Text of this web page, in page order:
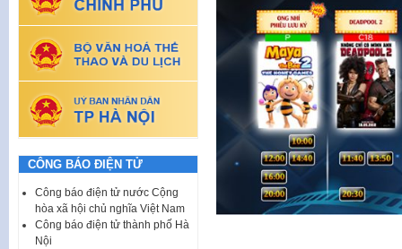
CÔNG BÁO ĐIỆN TỬ
Công báo điện tử nước Cộng
hòa xã hội chủ nghĩa Việt Nam
Công báo điện tử thành phố Hà
Nội